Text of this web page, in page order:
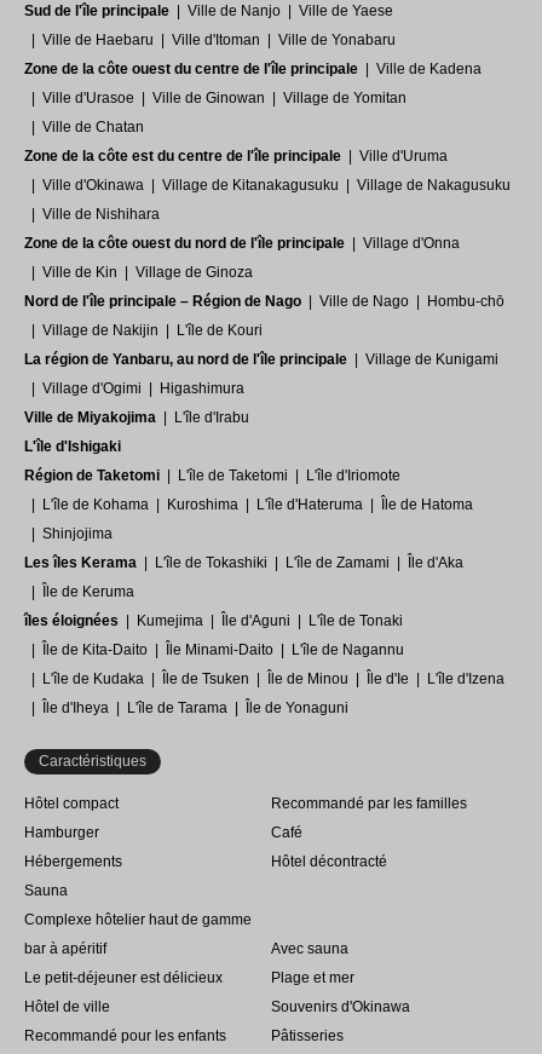
Sud de l'île principale
Ville de Nanjo
Ville de Yaese
Ville de Haebaru
Ville d'Itoman
Ville de Yonabaru
Zone de la côte ouest du centre de l'île principale
Ville de Kadena
Ville d'Urasoe
Ville de Ginowan
Village de Yomitan
Ville de Chatan
Zone de la côte est du centre de l'île principale
Ville d'Uruma
Ville d'Okinawa
Village de Kitanakagusuku
Village de Nakagusuku
Ville de Nishihara
Zone de la côte ouest du nord de l'île principale
Village d'Onna
Ville de Kin
Village de Ginoza
Nord de l'île principale – Région de Nago
Ville de Nago
Hombu-chō
Village de Nakijin
L'île de Kouri
La région de Yanbaru, au nord de l'île principale
Village de Kunigami
Village d'Ogimi
Higashimura
Ville de Miyakojima
L'île d'Irabu
L'île d'Ishigaki
Région de Taketomi
L'île de Taketomi
L'île d'Iriomote
L'île de Kohama
Kuroshima L'île d'Hateruma
Île de Hatoma
Shinjojima
Les îles Kerama
L'île de Tokashiki L'île de Zamami
Île d'Aka
Île de Keruma
îles éloignées
Kumejima Île d'Aguni
L'île de Tonaki
Île de Kita-Daito
Île Minami-Daito
L'île de Nagannu
L'île de Kudaka
Île de Tsuken Île de Minou Île d'Ie
L'île d'Izena
Île d'Iheya
L'île de Tarama Île de Yonaguni
Caractéristiques
Hôtel compact
Recommandé par les familles
Hamburger
Café
Hébergements
Hôtel décontracté
Sauna
Complexe hôtelier haut de gamme
bar à apéritif
Avec sauna
Le petit-déjeuner est délicieux
Plage et mer
Hôtel de ville
Souvenirs d'Okinawa
Recommandé pour les enfants
Pâtisseries